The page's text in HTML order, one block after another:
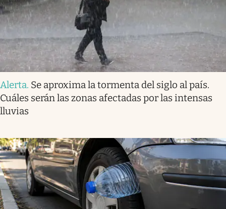
Alerta. Se aproxima la tormenta del siglo al país.
Cuáles serán las zonas afectadas por las intensas
lluvias